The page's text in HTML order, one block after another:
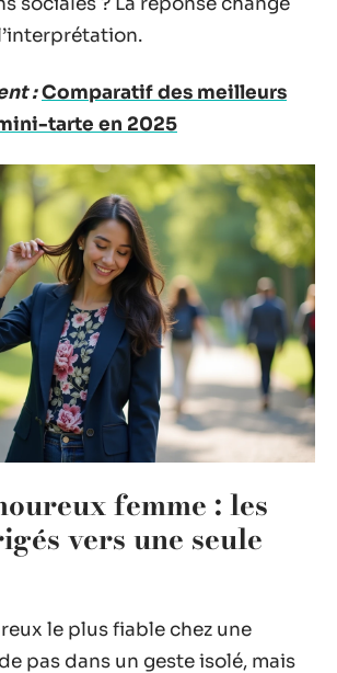
:Comparatif des meilleurs
tarte en 2025
femme : les
vers une seule
le plus fiable chez une
pas dans un geste isolé, mais